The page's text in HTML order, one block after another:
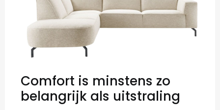
Comfort is minstens zo
belangrijk als uitstraling